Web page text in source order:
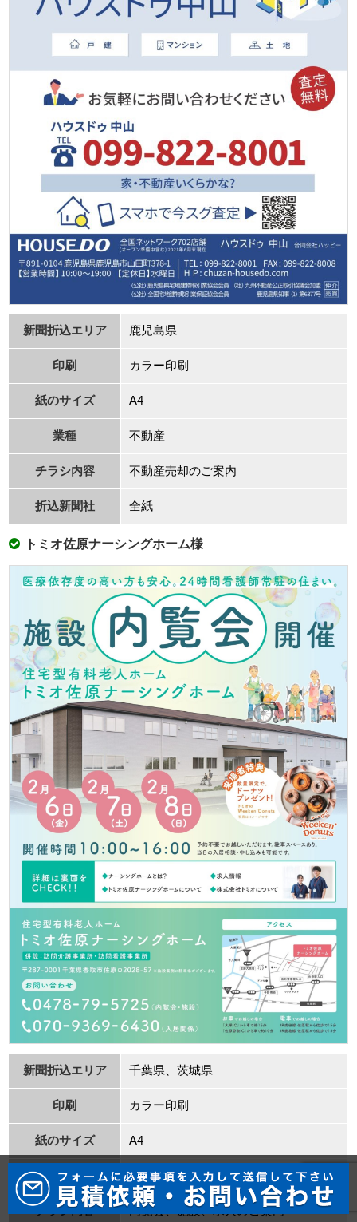
新聞折込エリア ⿅児島県
印刷 カラー印刷
紙のサイズ A4
業種 不動産
チラシ内容 不動産売却のご案内
折込新聞社 全紙
トミオ佐原ナーシングホーム様
新聞折込エリア 千葉県、茨城県
印刷 カラー印刷
紙のサイズ A4
業種 介護
チラシ内容 内覧会、施設、求⼈のご案内